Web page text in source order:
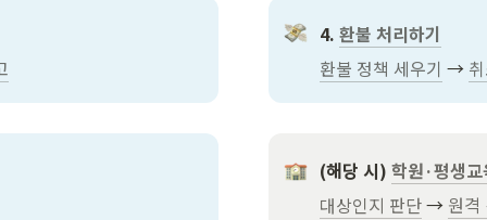
4. 환불 처리하기
환불 정책 세우기 →
(해당 시) 학원·평생
대상인지 판단 → 원격